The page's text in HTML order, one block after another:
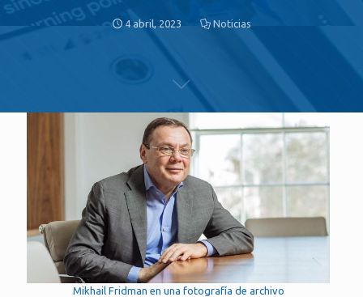
4 abril, 2023 Noticias
Mikhail Fridman en una fotografía de archivo